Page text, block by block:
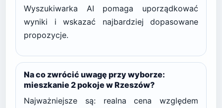
Wyszukiwarka AI pomaga uporządkować
wyniki i wskazać najbardziej dopasowane
propozycje.
Na co zwrócić uwagę przy wyborze:
mieszkanie 2 pokoje w Rzeszów?
Najważniejsze są: realna cena względem